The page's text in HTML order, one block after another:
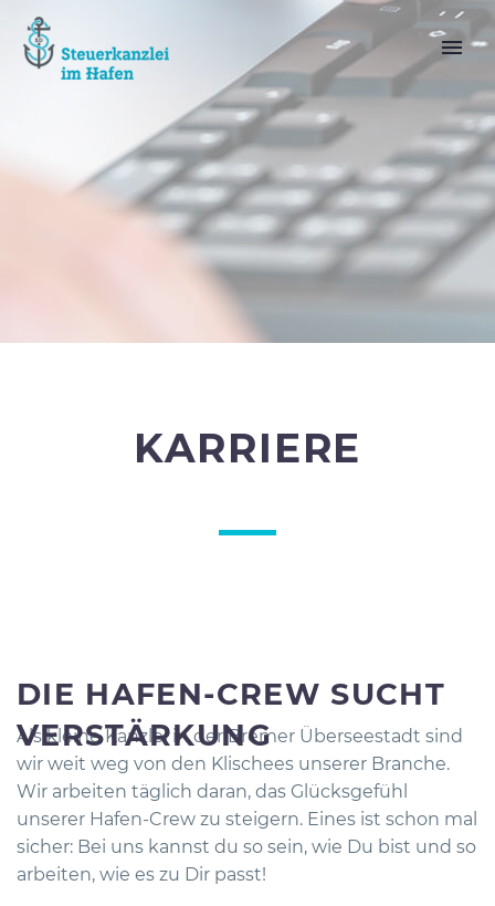
KARRIERE
DIE HAFEN-CREW SUCHT
VERSTÄRKUNG
Als kleine Kanzlei in der Bremer Überseestadt sind
wir weit weg von den Klischees unserer Branche.
Wir arbeiten täglich daran, das Glücksgefühl
unserer Hafen-Crew zu steigern. Eines ist schon mal
sicher: Bei uns kannst du so sein, wie Du bist und so
arbeiten, wie es zu Dir passt!